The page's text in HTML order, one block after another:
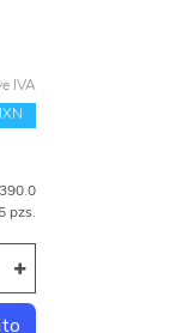
IVA
pzs.